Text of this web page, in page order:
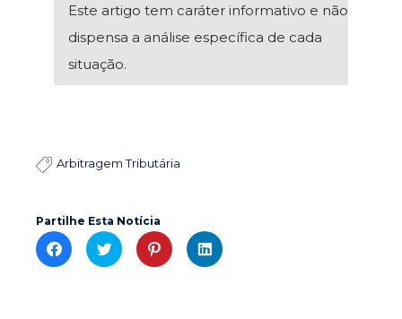
Este artigo tem caráter informativo e não
dispensa a análise específica de cada
situação.
 Arbitragem Tributária
Partilhe Esta Notícia
C
i
C
i
C
i
C
i